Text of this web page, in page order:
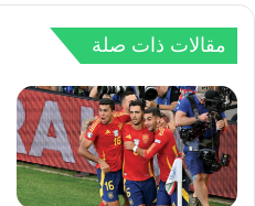
مقالات ذات صلة